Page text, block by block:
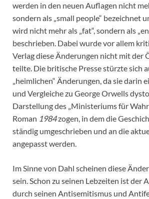
werden in den neuen Auflagen nicht
sondern als „small people“ bezeichnet
wird nicht mehr als „fat“, sondern als
beschrieben. Dabei wurde vor allem
Verlag diese Änderungen nicht mit der
teilte. Die britische Presse stürzte sich
„heimlichen“ Änderungen, da sie darin
und Vergleiche zu George Orwells
Darstellung des „Ministeriums für
Roman 1984zogen, in dem die
ständig umgeschrieben und an die
angepasst werden.
Im Sinne von Dahl scheinen diese
sein. Schon zu seinen Lebzeiten ist der
durch seinen Antisemitismus und